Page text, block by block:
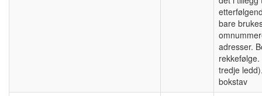
bare
adresser.
tredje
bokstav